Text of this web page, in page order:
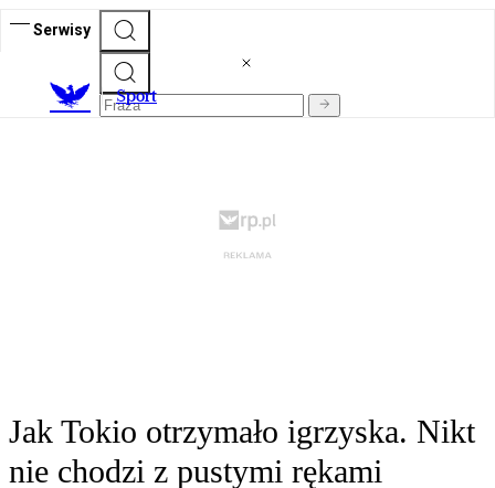
Serwisy
Sport
Jak Tokio otrzymało igrzyska. Nikt
nie chodzi z pustymi rękami